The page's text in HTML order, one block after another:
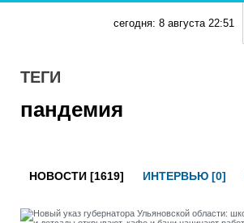
сегодня: 8 августа 22:51
ТЕГИ
пандемия
НОВОСТИ [1619] ИНТЕРВЬЮ [0]